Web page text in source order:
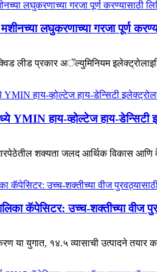
लघुकरणाच्या गरजा पूर्ण
लीड प्रकार अॅल्युमिनियम
YMIN हाय-व्होल्टेज हाय-
शक्यता जलद आर्थिक विकास आणि
कॅपेसिटर: उच्च-शक्तीच्या वीज
या युगात, १४.५ व्यासाची उत्पादने तयार